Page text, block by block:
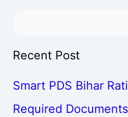
Recent Post
Smart PDS Bihar
Required Documents